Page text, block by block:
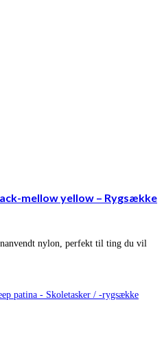
mellow yellow – Rygsække
nylon, perfekt til ting du vil